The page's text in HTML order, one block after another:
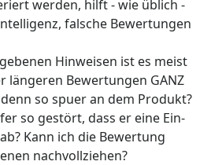
werden, hilft - wie üblich -
falsche Bewertungen
Hinweisen ist es meist
längeren Bewertungen GANZ
so spuer an dem Produkt?
so gestört, dass er eine Ein-
Kann ich die Bewertung
nachvollziehen?